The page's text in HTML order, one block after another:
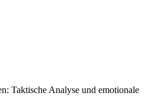
Taktische Analyse und emotionale